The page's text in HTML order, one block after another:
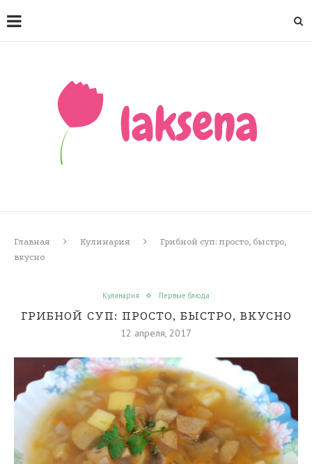
Главная Кулинария
Грибной суп: просто, быстро,
вкусно
Кулинария Первые блюда
ГРИБНОЙ СУП: ПРОСТО, БЫСТРО, ВКУСНО
12 апреля, 2017